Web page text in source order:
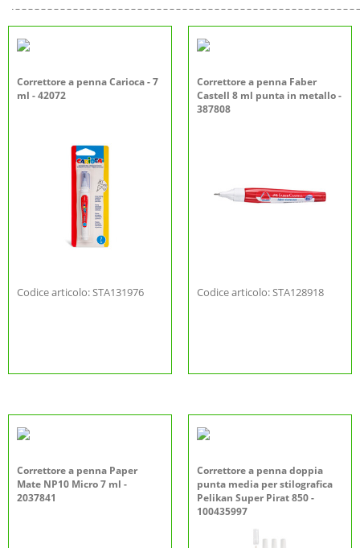
Correttore a penna Carioca - 7
ml - 42072
Codice articolo: STA131976
Correttore a penna Faber
Castell 8 ml punta in metallo -
387808
Codice articolo: STA128918
Correttore a penna Paper
Mate NP10 Micro 7 ml -
2037841
Correttore a penna doppia
punta media per stilografica
Pelikan Super Pirat 850 -
100435997